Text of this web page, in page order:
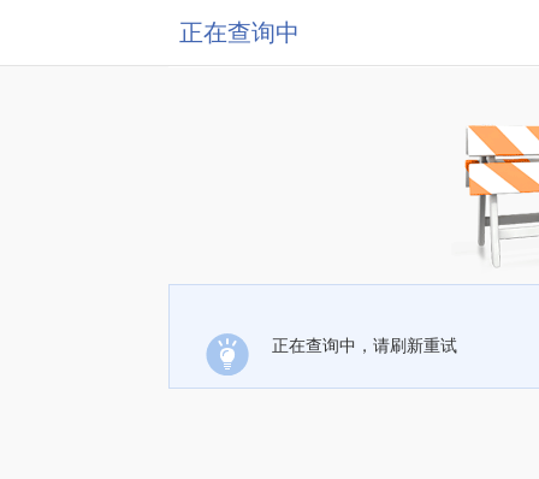
正在查询中
正在查询中，请刷新重试